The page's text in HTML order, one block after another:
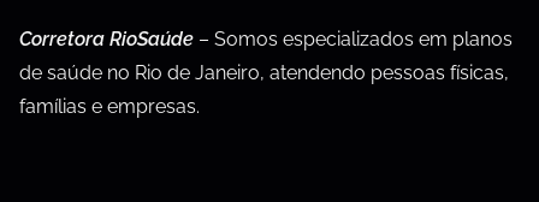
Corretora RioSaúde – Somos especializados em planos
de saúde no Rio de Janeiro, atendendo pessoas físicas,
famílias e empresas.